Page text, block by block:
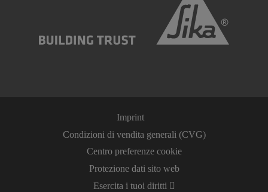
Imprint
Condizioni di vendita generali (CVG)
Centro preferenze cookie
Protezione dati sito web
Esercita i tuoi diritti